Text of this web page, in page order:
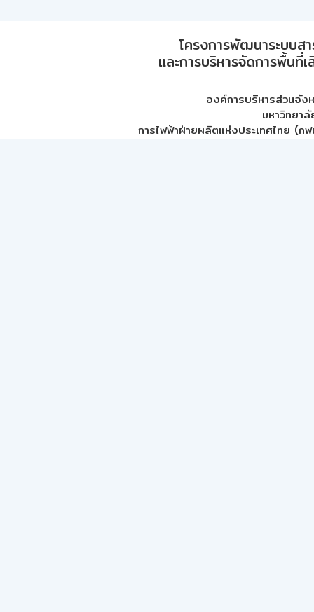
โครงการพัฒนาระบบส
และการบริหารจัดการพื้นที่
องค์การบริหารส่วนจัง
มหาวิทยา
การไฟฟ้าฝ่ายผลิตแห่งประเทศไทย (กฟ